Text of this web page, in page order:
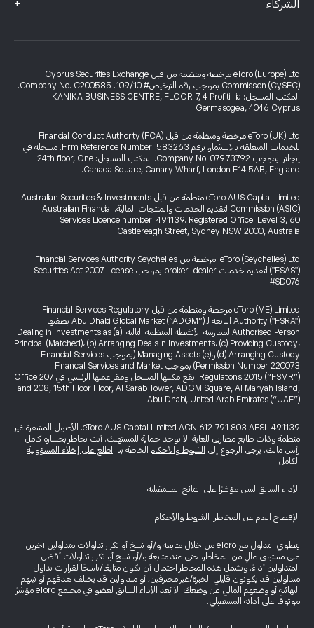
الشركاء +
eToro (Europe) Ltd مرخصة ومنظمة من قبل Cyprus Securities Exchange
Commission (CySEC) بموجب رقم الترخيص# 109/10. Company No. C200585.
المكتب المسجل: KANIKA BUSINESS CENTRE, FLOOR 7, 4 Profiti Ilia
Germasogeia, 4046 Cyprus
eToro (UK) Ltd مرخصة ومنظمة من قبل Financial Conduct Authority (FCA)
للخدمات المتعلقة بالاستثمار، برقم Firm Reference Number: 583263. مسجلة في
إنجلترا بموجب Company No. 07973792. المكتب المسجل: 24th floor, One
Canada Square, Canary Wharf, London E14 5AB, England.
eToro AUS Capital Limited منظمة من قبل Australian Securities & Investments
Commission (ASIC) لتقديم الخدمات والمنتجات المالية. Australian Financial
Services Licence number: 491139. Registered Office: Level 3, 60
Castlereagh Street, Sydney NSW 2000, Australia
eToro (Seychelles) Ltd. مرخصة من Financial Services Authority Seychelles
("FSAS") لتقديم خدمات broker-dealer بموجب Securities Act 2007 License
#SD076
eToro (ME) Limited مرخصة ومنظمة من قبل Financial Services Regulatory
Authority ("FSRA") التابعة لـ Abu Dhabi Global Market (“ADGM”) بصفتها
Authorised Person لممارسة الأنشطة المنظمة التالية: (a) Dealing in Investments as
Principal (Matched)، (b) Arranging Deals in Investments، (c) Providing Custody،
(d) Arranging Custody و(e) Managing Assets (بموجب Financial Services
Permission Number 220073) بموجب Financial Services and Market
Regulations 2015 (“FSMR”). يقع مكتبها المسجل ومقر عملها الرئيسي في Office 207
and 208, 15th Floor Floor, Al Sarab Tower, ADGM Square, Al Maryah Island,
Abu Dhabi, United Arab Emirates (“UAE”).
eToro AUS Capital Limited ACN 612 791 803 AFSL 491139. الأصول المشفرة غير
منظمة وذات طابع مضاربي للغاية. لا توجد حماية للمستهلك. أنت تخاطر بخسارة كامل
رأس مالك. يرجى الرجوع إلى الشروط والأحكام الخاصة بنا. اطلع على إخلاء المسؤولية
الكامل
الأداء السابق ليس مؤشرًا على النتائج المستقبلية.
الإفصاح العام عن المخاطر الشروط والأحكام
ينطوي التداول مع eToro من خلال متابعة و/أو نسخ أو تكرار تداولات متداولين آخرين
على مستوى عالٍ من المخاطر، حتى عند متابعة و/أو نسخ أو تكرار تداولات أفضل
المتداولين أداءً. وتشمل هذه المخاطر احتمال أن تكون متابعًا/ناسخًا لقرارات تداول
متداولين قد يكونون قليلي الخبرة/غير محترفين، أو متداولين قد يختلف هدفهم أو نيتهم
النهائية أو وضعهم المالي عن وضعك. لا يُعد الأداء السابق لعضو في مجتمع eToro مؤشرًا
موثوقًا على أدائه المستقبلي.